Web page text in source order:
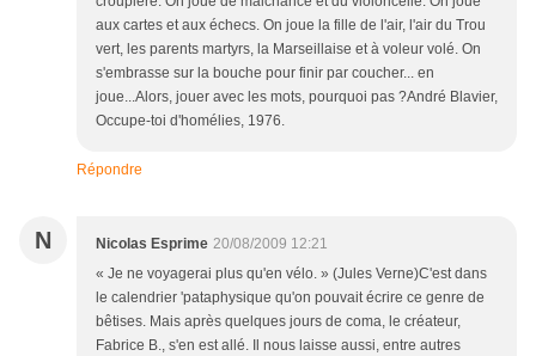
aux cartes et aux échecs. On joue la fille de l'air, l'air du Trou
vert, les parents martyrs, la Marseillaise et à voleur volé. On
s'embrasse sur la bouche pour finir par coucher... en
joue...Alors, jouer avec les mots, pourquoi pas ?André Blavier,
Occupe-toi d'homélies, 1976.
Répondre
N Nicolas Esprime 20/08/2009 12:21
« Je ne voyagerai plus qu'en vélo. » (Jules Verne)C'est dans
le calendrier 'pataphysique qu'on pouvait écrire ce genre de
bêtises. Mais après quelques jours de coma, le créateur,
Fabrice B., s'en est allé. Il nous laisse aussi, entre autres